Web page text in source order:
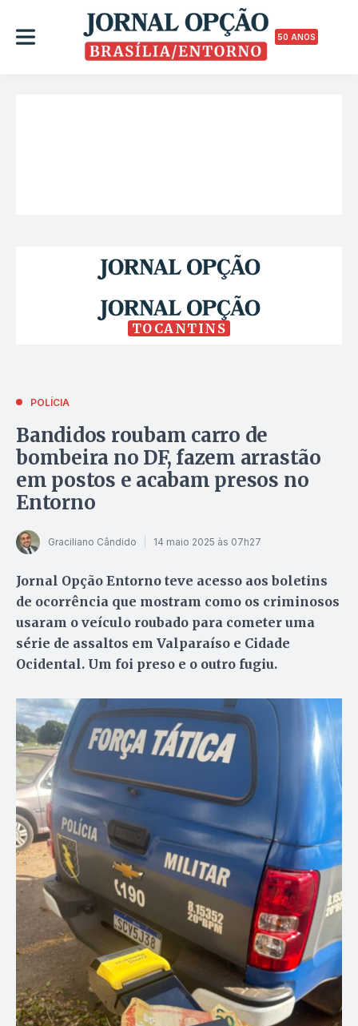
50 ANOS
TOCANTINS
POLÍCIA
Bandidos roubam carro de
bombeira no DF, fazem arrastão
em postos e acabam presos no
Entorno
Graciliano Cândido 14 maio 2025 às 07h27
Jornal Opção Entorno teve acesso aos boletins
de ocorrência que mostram como os criminosos
usaram o veículo roubado para cometer uma
série de assaltos em Valparaíso e Cidade
Ocidental. Um foi preso e o outro fugiu.